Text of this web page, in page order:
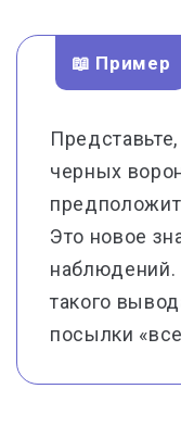
📖 Пример
черных
Это новое
такого
посылки